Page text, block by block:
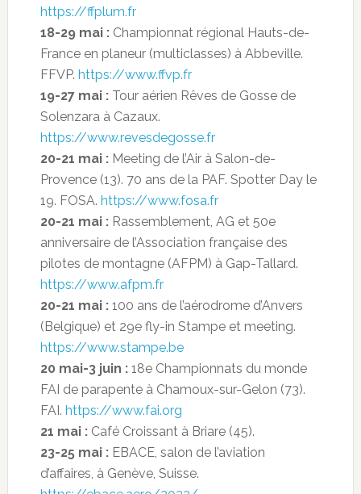
https://ffplum.fr
18-29 mai :Championnat régional Hauts-de-
France en planeur (multiclasses) à Abbeville.
FFVP. https://www.ffvp.fr
19-27 mai :Tour aérien Rêves de Gosse de
Solenzara à Cazaux.
https://www.revesdegosse.fr
20-21 mai :Meeting de l’Air à Salon-de-
Provence (13). 70 ans de la PAF. Spotter Day le
19. FOSA. https://www.fosa.fr
20-21 mai :Rassemblement, AG et 50e
anniversaire de l’Association française des
pilotes de montagne (AFPM) à Gap-Tallard.
https://www.afpm.fr
20-21 mai :100 ans de l’aérodrome d’Anvers
(Belgique) et 29e fly-in Stampe et meeting.
https://www.stampe.be
20 mai-3 juin :18e Championnats du monde
FAI de parapente à Chamoux-sur-Gelon (73).
FAI. https://www.fai.org
21 mai :Café Croissant à Briare (45).
23-25 mai :EBACE, salon de l’aviation
d’affaires, à Genève, Suisse.